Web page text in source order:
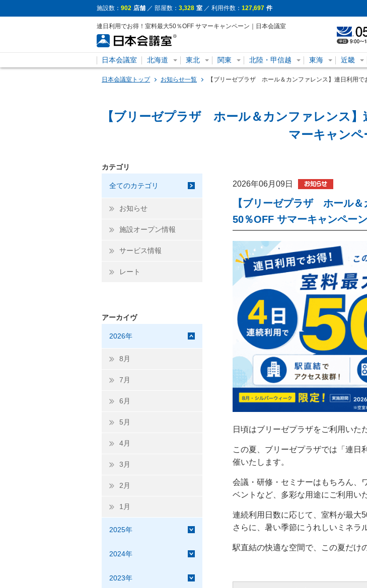
施設数： 902 店舗 ／ 部屋数： 3,328 室 ／ 利用件数： 127,697 件
連日利用でお得！室料最大50％OFF サマーキャンペーン｜日本会議室
日本会議室 北海道 東北 関東 北陸・甲信越 東海 近畿
日本会議室トップ お知らせ一覧 【ブリーゼプラザ ホール＆カンファレンス】連日利用
【ブリーゼプラザ ホール＆カンファレンス】
マーキャンペ
カテゴリ
全てのカテゴリ
お知らせ
施設オープン情報
サービス情報
レート
アーカイヴ
2026年
8月
7月
6月
5月
4月
3月
2月
1月
2025年
2024年
2023年
2026年06月09日
【ブリーゼプラザ ホール
50％OFF サマーキャンペーン
日頃はブリーゼプラザをご利用いた
この夏、ブリーゼプラザでは「連日
催いたします。
会議・研修・セミナーはもちろん、
ベントなど、多彩な用途にご利用い
連続利用日数に応じて、室料が最大
さらに、暑い季節にうれしいミネラ
駅直結の快適な空間で、この夏だけ